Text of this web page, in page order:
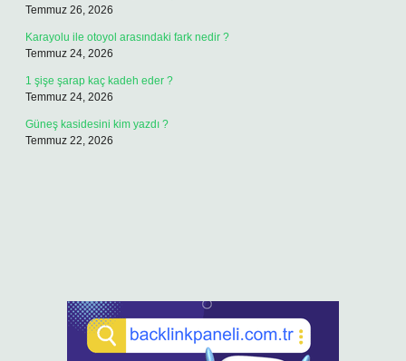
Temmuz 26, 2026
Karayolu ile otoyol arasındaki fark nedir ?
Temmuz 24, 2026
1 şişe şarap kaç kadeh eder ?
Temmuz 24, 2026
Güneş kasidesini kim yazdı ?
Temmuz 22, 2026